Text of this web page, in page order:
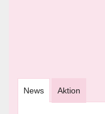
News Aktion